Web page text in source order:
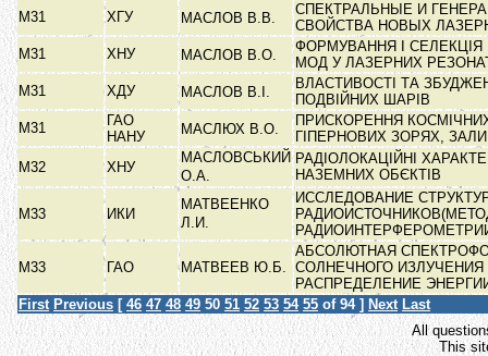
М31
ХГУ МАСЛОВ В.В.
СПЕКТРАЛЬНЫЕ И
СВОЙСТВА НОВЫХ
М31
ХНУ МАСЛОВ В.О.
ФОРМУВАННЯ І
МОД У ЛАЗЕРНИХ
М31
ХДУ МАСЛОВ В.І.
ВЛАСТИВОСТІ ТА
ПОДВІЙНИХ ШАРІВ
М31
ГАО
НАНУ
МАСЛЮХ В.О.
ПРИСКОРЕННЯ
ГІПЕРНОВИХ ЗОРЯХ,
М32
ХНУ
МАСЛОВСЬКИЙ
О.А.
РАДІОЛОКАЦІЙНІ
НАЗЕМНИХ ОБЄКТІВ
М33 ИКИ
МАТВЕЕНКО
Л.И.
ИССЛЕДОВАНИЕ
М33 ГАО МАТВЕЕВ Ю.Б.
АБСОЛЮТНАЯ
СОЛНЕЧНОГО ИЗЛУЧЕНИЯ
РАСПРЕДЕЛЕНИЕ
First Previous [ 46 47 48 49 50 51 52 53 54 55 of 94 ] Next Last
All
This